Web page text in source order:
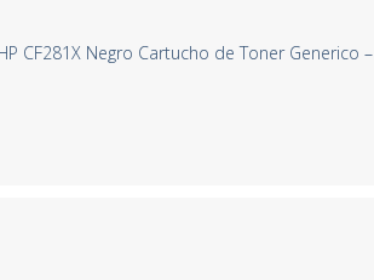
CF281X Negro Cartucho de Toner Generico –